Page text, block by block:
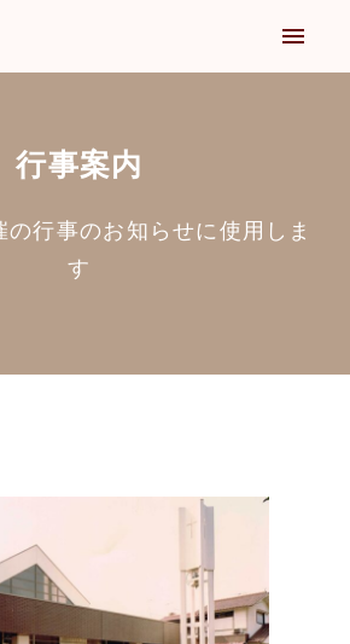
行事案内
行事のお知らせに使用しま
す